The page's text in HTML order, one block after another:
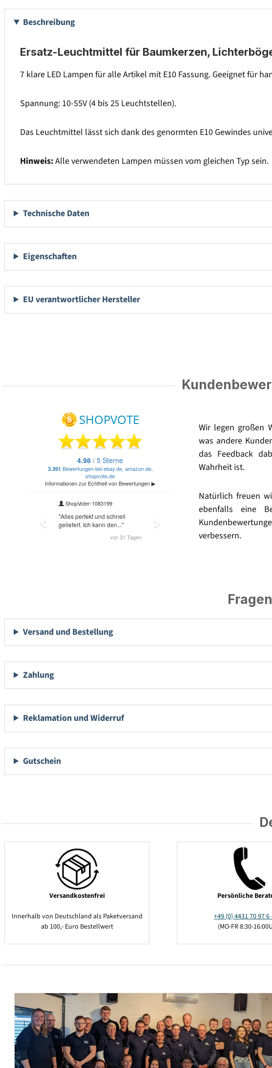
Beschreibung
Ersatz-Leuchtmittel für Baumkerzen,
7 klare LED Lampen für alle Artikel mit E10 Fassung. Geeignet für
Spannung: 10-55V (4 bis 25 Leuchtstellen).
Das Leuchtmittel lässt sich dank des genormten E10 Gewindes
Hinweis:Alle verwendeten Lampen müssen vom gleichen Typ sein.
Technische Daten
Eigenschaften
EU verantwortlicher Hersteller
Wir legen großen
was andere
das Feedback
Wahrheit ist.
Natürlich freuen
ebenfalls eine
verbessern.
Versand und Bestellung
Zahlung
Reklamation und Widerruf
Gutschein
Versandkostenfrei
Innerhalb von Deutschland als Paketversand
ab 100,- Euro Bestellwert
Persönliche
+49 (0) 4431 70 97 6
(MO-FR 8:30-